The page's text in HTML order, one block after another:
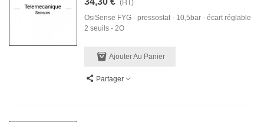
(HT)
OsiSense FYG - pressostat - 10,5bar - écart réglable
2 seuils - 2O
Ajouter Au Panier
Partager